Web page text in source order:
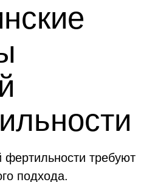
требуют
подхода.